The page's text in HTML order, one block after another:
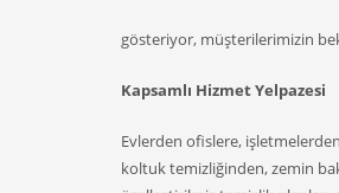
gösteriyor, müşterilerimizin
Kapsamlı Hizmet Yelpazesi
Evlerden ofislere,
koltuk temizliğinden, zemin